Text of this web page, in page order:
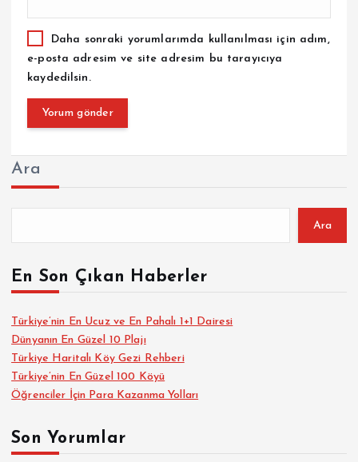
Daha sonraki yorumlarımda kullanılması için adım,
e-posta adresim ve site adresim bu tarayıcıya
kaydedilsin.
Ara
Ara
En Son Çıkan Haberler
Türkiye’nin En Ucuz ve En Pahalı 1+1 Dairesi
Dünyanın En Güzel 10 Plajı
Türkiye Haritalı Köy Gezi Rehberi
Türkiye’nin En Güzel 100 Köyü
Öğrenciler İçin Para Kazanma Yolları
Son Yorumlar